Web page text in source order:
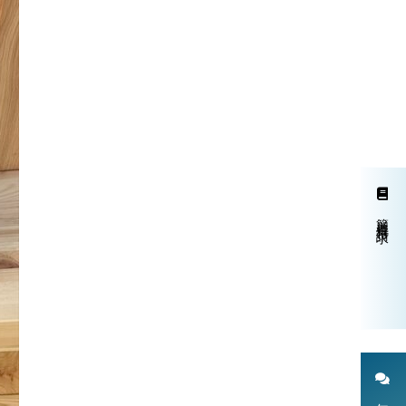
簡単資料請求
無料個別相談